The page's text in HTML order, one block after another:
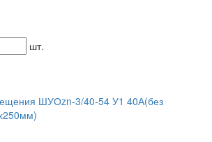
шт.
ШУОzn-3/40-54 У1 40А(без